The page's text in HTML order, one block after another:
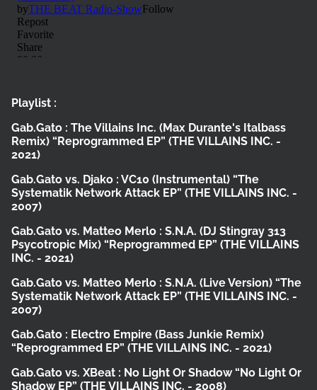
Playlist :
Gab.Gato : The Villains Inc. (Max Durante's Italbass
Remix) “Reprogrammed EP” (THE VILLAINS INC. -
2021)
Gab.Gato vs. Djako : VC10 (Instrumental) “The
Systematik Network Attack EP” (THE VILLAINS INC. -
2007)
Gab.Gato vs. Matteo Merlo : S.N.A. (DJ Stingray 313
Psycotropic Mix) “Reprogrammed EP” (THE VILLAINS
INC. - 2021)
Gab.Gato vs. Matteo Merlo : S.N.A. (Live Version) “The
Systematik Network Attack EP” (THE VILLAINS INC. -
2007)
Gab.Gato : Electro Empire (Bass Junkie Remix)
“Reprogrammed EP” (THE VILLAINS INC. - 2021)
Gab.Gato vs. XBeat : No Light Or Shadow “No Light Or
Shadow EP” (THE VILLAINS INC. - 2008)